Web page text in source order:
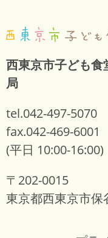
西東京市子ども
局
tel.042-497-5070
fax.042-469-6001
(平日 10:00-16:00)
〒202-0015
東京都西東京市保